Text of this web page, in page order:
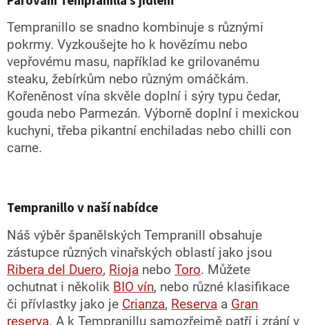
Tempranillo se snadno kombinuje s různými
pokrmy. Vyzkoušejte ho k hovězímu nebo
vepřovému masu, například ke grilovanému
steaku, žebírkům nebo různým omáčkám.
Kořeněnost vína skvěle doplní i sýry typu čedar,
gouda nebo Parmezán. Výborně doplní i mexickou
kuchyni, třeba pikantní enchiladas nebo chilli con
carne.
Tempranillo v naší nabídce
Náš výběr španělských Tempranill obsahuje
zástupce různých vinařských oblastí jako jsou
Ribera del Duero, Rioja nebo Toro. Můžete
ochutnat i několik BIO vín, nebo různé klasifikace
či přívlastky jako je Crianza, Reserva a Gran
reserva. A k Tempranillu samozřejmě patří i zrání v